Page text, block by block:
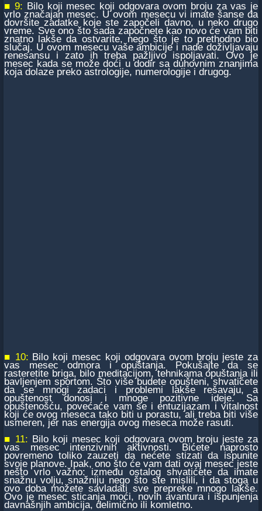
■ 9:
Bilo koji mesec koji odgovara ovom broju za vas je
vrlo značajan mesec. U ovom mesecu vi imate šanse da
dovršite zadatke koje ste započeli davno, u neko drugo
vreme. Sve ono što sada započnete kao novo će vam biti
znatno lakše da ostvarite, nego što je to prethodno bio
slučaj. U ovom mesecu vaše ambicije i nade doživljavaju
renesansu i zato ih treba pažljivo ispoljavati. Ovo je
mesec kada se može doći u dodir sa duhovnim znanjima
koja dolaze preko astrologije, numerologije i drugog.
■ 10: Bilo koji mesec koji odgovara ovom broju jeste za
vas mesec odmora i opuštanja. Pokušajte da se
rasteretite briga, bilo meditacijom, tehnikama opuštanja ili
bavljenjem sportom. Što više budete opušteni, shvatićete
da se mnogi zadaci i problemi lakše rešavaju, a
opuštenost donosi i mnoge pozitivne ideje. Sa
opuštenošću, povećaće vam se i entuzijazam i vitalnost
koji će ovog meseca tako biti u porastu, ali treba biti više
usmeren, jer nas energija ovog meseca može rasuti.
■ 11:
Bilo koji mesec koji odgovara ovom broju jeste za
vas mesec intenzivnih aktivnosti. Bićete naprosto
povremeno toliko zauzeti da nećete stizati da ispunite
svoje planove. Ipak, ono što će vam dati ovaj mesec jeste
nešto vrlo važno: između ostalog shvatićete da imate
snažnu volju, snažniju nego što ste mislili, i da stoga u
ovo doba možete savladati sve prepreke mnogo lakše.
Ovo je mesec sticanja moći, novih avantura i ispunjenja
davnašnjih ambicija, delimično ili komletno.